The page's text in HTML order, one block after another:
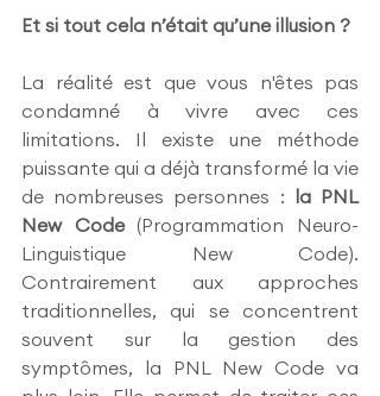
Et si tout cela n’était qu’une illusion ?
La réalité est que vous n'êtes pas
condamné à vivre avec ces
limitations. Il existe une méthode
puissante qui a déjà transformé la vie
de nombreuses personnes :
la PNL
New Code (Programmation Neuro-
Linguistique New Code).
Contrairement aux approches
traditionnelles, qui se concentrent
souvent sur la gestion des
symptômes, la PNL New Code va